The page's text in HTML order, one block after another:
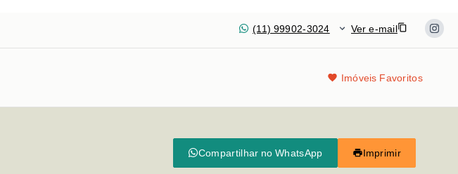
(11) 99902-3024 Ver e-mail
Imóveis Favoritos
Compartilhar no WhatsApp Imprimir